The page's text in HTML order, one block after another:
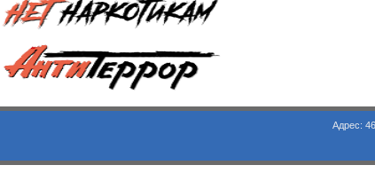
Адрес: 461040,